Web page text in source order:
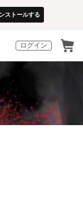
ストールする
ログイン